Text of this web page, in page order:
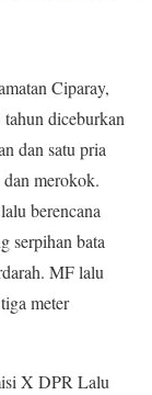
Ciparay,
diceburkan
dan satu pria
merokok.
berencana
serpihan bata
MF lalu
meter
X DPR Lalu